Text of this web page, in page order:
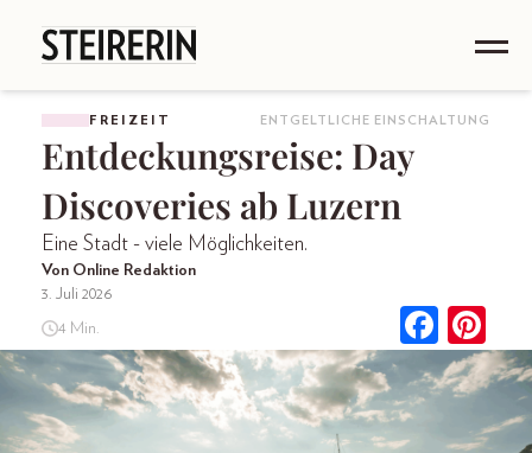
FREIZEIT ENTGELTLICHE EINSCHALTUNG
Entdeckungsreise: Day
Discoveries ab Luzern
Eine Stadt - viele Möglichkeiten.
Von Online Redaktion
3. Juli 2026
4 Min.